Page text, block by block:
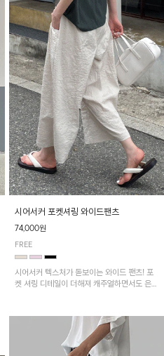
시어서커 포켓셔링 와이드팬츠
74,000원
FREE
시어서커 텍스처가 돋보이는 와이드 팬츠! 포
켓 셔링 디테일이 더해져 캐주얼하면서도 은은
다. 가볍고 쾌적한 착용감으로 여름철 데일리
아이템으로 활용하기 좋아요~